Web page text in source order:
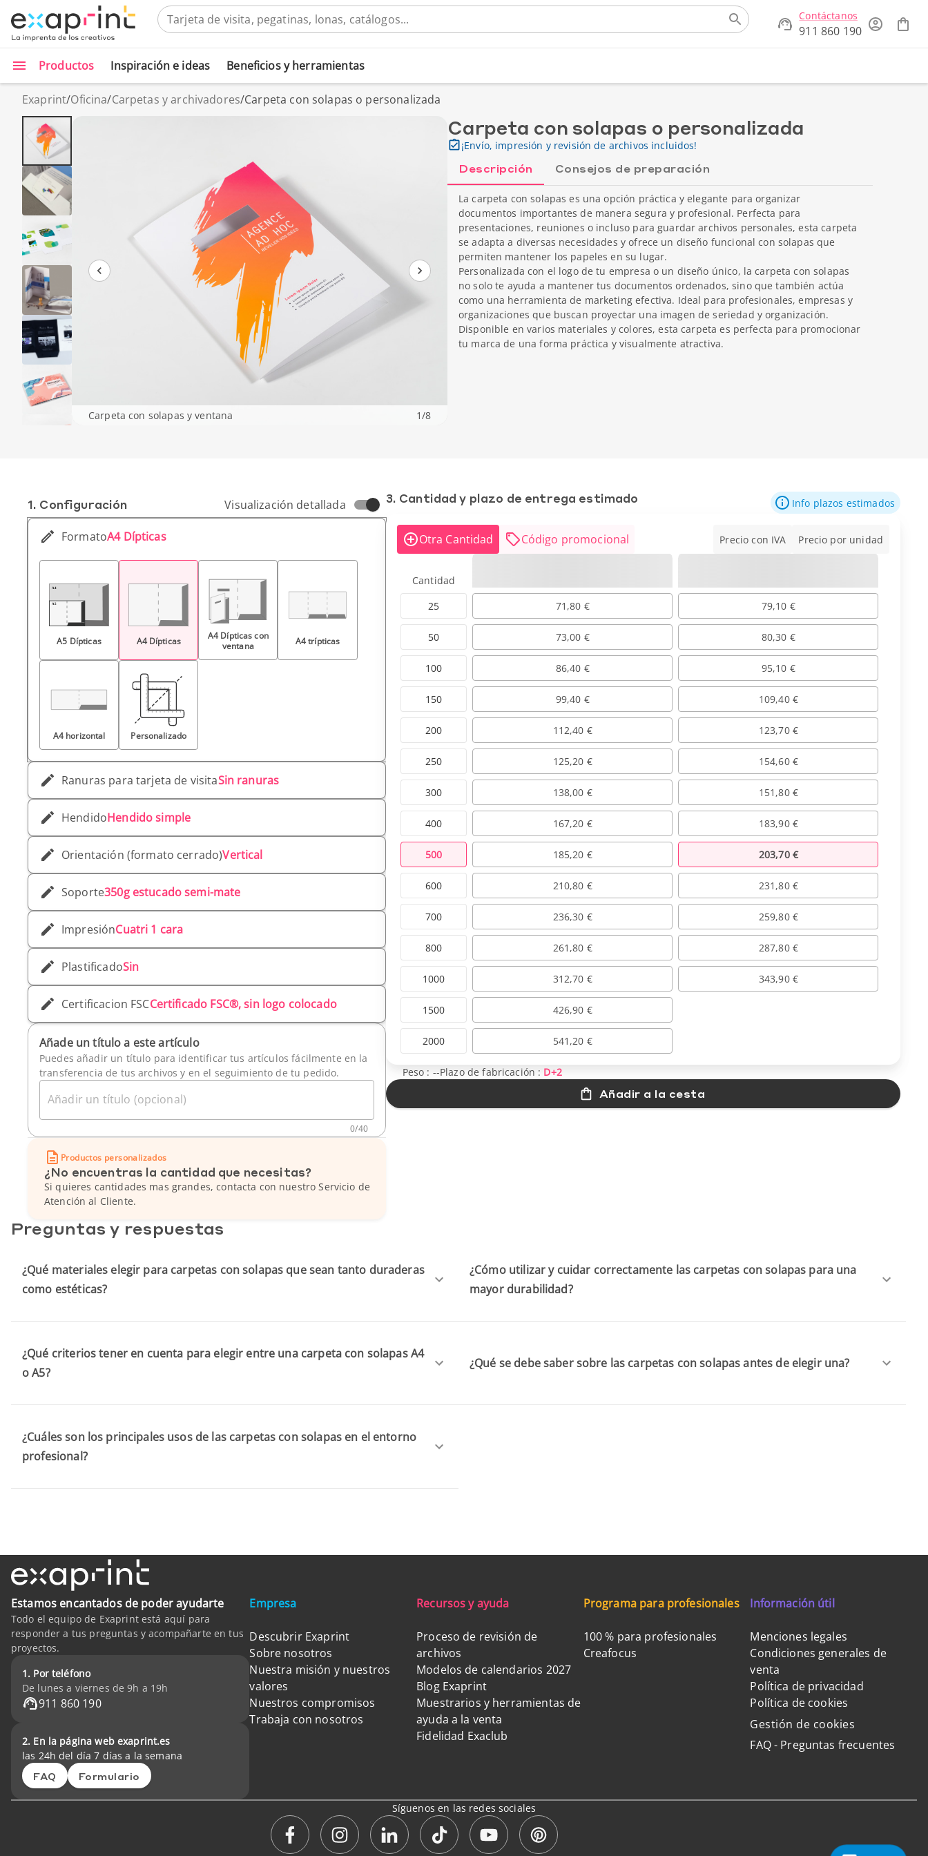
Contáctanos
911 860 190
Productos Inspiración e ideas Beneficios y herramientas
Exaprint/Oficina/Carpetas y archivadores/Carpeta con solapas o personalizada
Carpeta con solapas y ventana 1/8
Carpeta con solapas o personalizada
¡Envío, impresión y revisión de archivos incluidos!
Descripción Consejos de preparación
La carpeta con solapas es una opción práctica y elegante para organizar
documentos importantes de manera segura y profesional. Perfecta para
presentaciones, reuniones o incluso para guardar archivos personales, esta carpeta
se adapta a diversas necesidades y ofrece un diseño funcional con solapas que
permiten mantener los papeles en su lugar.
Personalizada con el logo de tu empresa o un diseño único, la carpeta con solapas
no solo te ayuda a mantener tus documentos ordenados, sino que también actúa
como una herramienta de marketing efectiva. Ideal para profesionales, empresas y
organizaciones que buscan proyectar una imagen de seriedad y organización.
Disponible en varios materiales y colores, esta carpeta es perfecta para promocionar
tu marca de una forma práctica y visualmente atractiva.
1. Conf­iguración Visualización detallada
FormatoA4 Dípticas
A5 Dípticas A4 Dípticas
A4 Dípticas con
ventana
A4 trípticas
A4 horizontal Personalizado
Ranuras para tarjeta de visitaSin ranuras
HendidoHendido simple
Orientación (formato cerrado)Vertical
Soporte350g estucado semi-mate
ImpresiónCuatri 1 cara
PlastificadoSin
Certificacion FSCCertificado FSC®, sin logo colocado
Añade un título a este artículo
Puedes añadir un título para identificar tus artículos fácilmente en la
transferencia de tus archivos y en el seguimiento de tu pedido.
Añadir un título (opcional)
0/40
Productos personalizados
¿No encuentras la cantidad que necesitas?
Si quieres cantidades mas grandes, contacta con nuestro Servicio de
Atención al Cliente.
3. Cantidad y plazo de entrega estimado Info plazos estimados
Otra Cantidad Código promocional Precio con IVA Precio por unidad
Cantidad
25
50
100
150
200
250
300
400
500
600
700
800
1000
1500
2000
71,80 € 79,10 €
73,00 € 80,30 €
86,40 € 95,10 €
99,40 € 109,40 €
112,40 € 123,70 €
125,20 € 154,60 €
138,00 € 151,80 €
167,20 € 183,90 €
185,20 € 203,70 €
210,80 € 231,80 €
236,30 € 259,80 €
261,80 € 287,80 €
312,70 € 343,90 €
426,90 €
541,20 €
Peso : --Plazo de fabricación : D+2
Añadir a la cesta
Preguntas y respuestas
¿Qué materiales elegir para carpetas con solapas que sean tanto duraderas
como estéticas?
¿Qué criterios tener en cuenta para elegir entre una carpeta con solapas A4
o A5?
¿Cuáles son los principales usos de las carpetas con solapas en el entorno
profesional?
¿Cómo utilizar y cuidar correctamente las carpetas con solapas para una
mayor durabilidad?
¿Qué se debe saber sobre las carpetas con solapas antes de elegir una?
Estamos encantados de poder ayudarte
Todo el equipo de Exaprint está aquí para
responder a tus preguntas y acompañarte en tus
proyectos.
1. Por teléfono
De lunes a viernes de 9h a 19h
911 860 190
2. En la página web exaprint.es
las 24h del día 7 días a la semana
FAQ Formulario
Empresa
Descubrir Exaprint
Sobre nosotros
Nuestra misión y nuestros
valores
Nuestros compromisos
Trabaja con nosotros
Recursos y ayuda
Proceso de revisión de
archivos
Modelos de calendarios 2027
Blog Exaprint
Muestrarios y herramientas de
ayuda a la venta
Fidelidad Exaclub
Programa para profesionales
100 % para profesionales
Creafocus
Información útil
Menciones legales
Condiciones generales de
venta
Política de privacidad
Política de cookies
Gestión de cookies
FAQ - Preguntas frecuentes
Síguenos en las redes sociales